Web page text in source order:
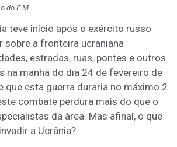
do E.M
teve início após o exército russo
sobre a fronteira ucraniana
estradas, ruas, pontes e outros
na manhã do dia 24 de fevereiro de
que esta guerra duraria no máximo 2
combate perdura mais do que o
da área. Mas afinal, o que
a Ucrânia?